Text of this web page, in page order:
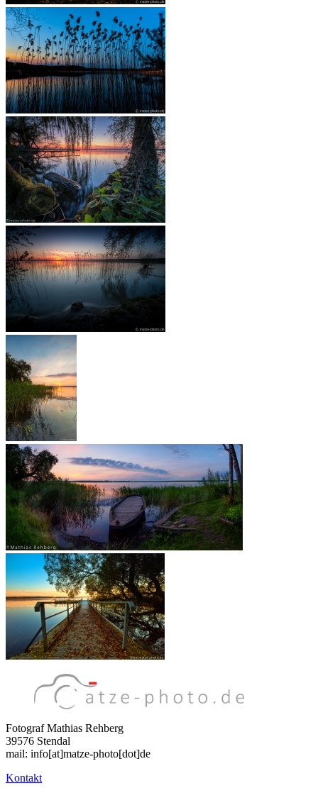
Fotograf Mathias Rehberg
39576 Stendal
mail: info[at]matze-photo[dot]de
Kontakt